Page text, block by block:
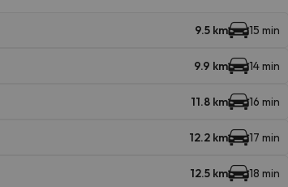
9.5 km 15 min
9.9 km 14 min
11.8 km 16 min
12.2 km 17 min
12.5 km 18 min